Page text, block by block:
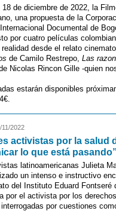
18 de diciembre de 2022, la
una propuesta de la
Documental de
por cuatro películas
desde el relato
de Camilo Restrepo, Las
Nicolas Rincon Gille -quien
estarán disponibles
11/2022
activistas por la salud
lo que está
latinoamericanas Julieta
un intenso e instructivo
del Instituto Eduard
por el activista por los
interrogadas por cuestiones